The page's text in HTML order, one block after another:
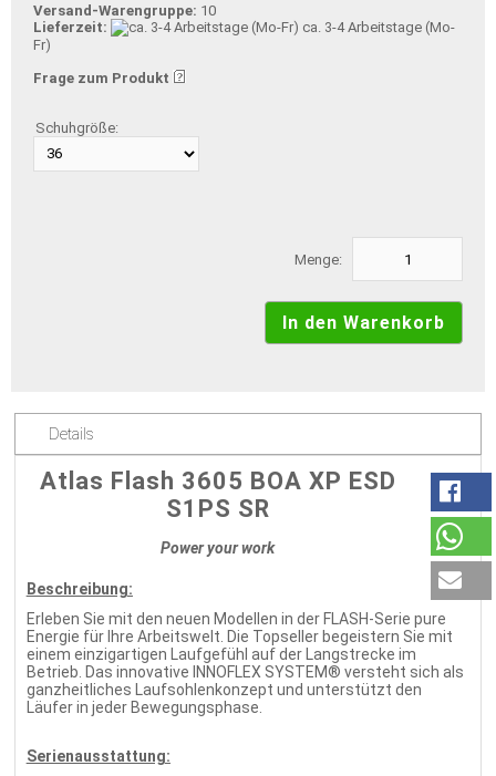
Versand-Warengruppe: 10
Lieferzeit:
ca. 3-4 Arbeitstage (Mo-
Fr)
Frage zum Produkt
Schuhgröße:
Menge:
Details
Atlas Flash 3605 BOA XP ESD
S1PS SR
Power your work
Beschreibung:
Erleben Sie mit den neuen Modellen in der FLASH-Serie pure
Energie für Ihre Arbeitswelt. Die Topseller begeistern Sie mit
einem einzigartigen Laufgefühl auf der Langstrecke im
Betrieb. Das innovative INNOFLEX SYSTEM® versteht sich als
ganzheitliches Laufsohlenkonzept und unterstützt den
Läufer in jeder Bewegungsphase.
Serienausstattung: